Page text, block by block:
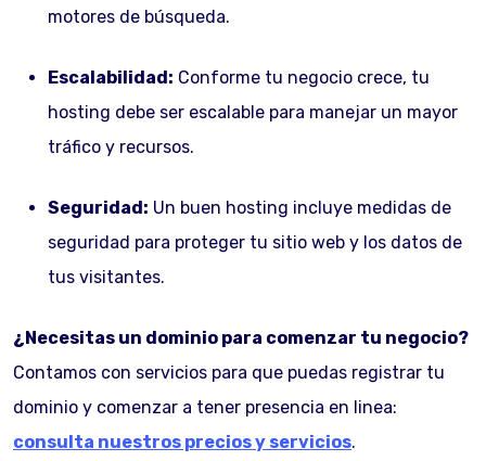
motores de búsqueda.
Escalabilidad: Conforme tu negocio crece, tu
hosting debe ser escalable para manejar un mayor
tráfico y recursos.
Seguridad: Un buen hosting incluye medidas de
seguridad para proteger tu sitio web y los datos de
tus visitantes.
¿Necesitas un dominio para comenzar tu negocio?
Contamos con servicios para que puedas registrar tu
dominio y comenzar a tener presencia en linea:
consulta nuestros precios y servicios.